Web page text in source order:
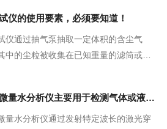
经过转换求得粉尘质量浓度。这是较为
种方法，比如一些便携式粉尘检测仪就
理，能...
度即为露点温度。通过制冷系统将精密
降温，当被测气体流经冷镜表面，温度
时，水蒸气凝结成露珠。高精度光学检
传感器测量的镜面温度即为气体的露点
携式冷镜露点仪的核心工作原理基于冷
仪的使用要素，必须要知道！
仪通过抽气泵抽取一定体积的含尘气
中的尘粒被收集在已知重量的滤筒或滤
束照射到烟尘颗粒上时，会产生散射
测量散射光的强度来推算烟尘浓度。设
激光法微量水分析仪主要用于检测气体或液体中的微量水分含量
量水分析仪通过发射特定波长的激光穿